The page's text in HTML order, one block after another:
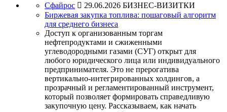
Сфайрос  29.06.2026 БИЗНЕС-ВИЗИТКИ
Биржевая закупка топлива: пошаговый алгоритм
для среднего бизнеса
Доступ к организованным торгам
нефтепродуктами и сжиженными
углеводородными газами (СУГ) открыт для
любого юридического лица или индивидуального
предпринимателя. Это не прерогатива
вертикально-интегрированных холдингов, а
прозрачный и регламентированный инструмент,
который позволяет формировать справедливую
закупочную цену. Рассказываем, как начать